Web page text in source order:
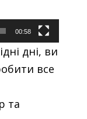
00:58
дні, ви
все
та